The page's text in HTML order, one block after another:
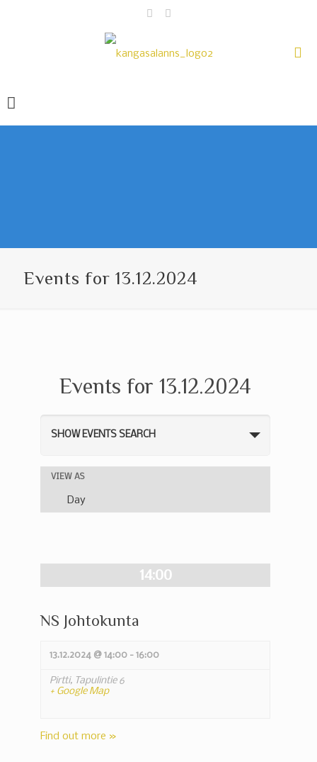
Events for 13.12.2024
Events for 13.12.2024
Events
and
Views
SHOW EVENTS SEARCH
Event
Views
VIEW AS
Day
14:00
NS Johtokunta
13.12.2024 @ 14:00- 16:00
Pirtti, Tapulintie 6
+ Google Map
Find out more »